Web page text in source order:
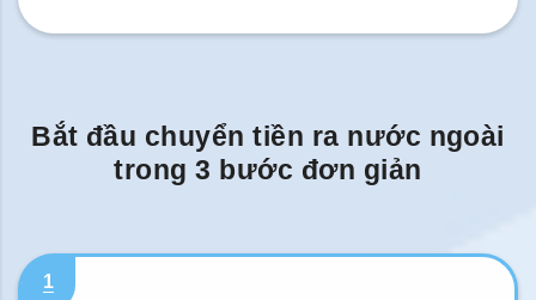
Bắt đầu chuyển tiền ra nước ngoài
trong 3 bước đơn giản
1